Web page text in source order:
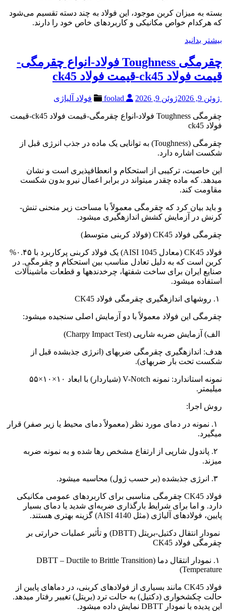
بسته به میزان کربن موجود، این فولاد به چند دسته تقسیم می‌شود
که هرکدام خواص مکانیکی و کاربردهای خاص خود را دارند.
بیشتر بدانید
چقرمگی Toughness فولاد-انواع چقرمگی-
قیمت فولاد ck45-قیمت فولاد ck45
ژوئن 9, 2026 ژوئن 9, 2026 فولاد آلیاژی
چقرمگی Toughness فولاد-انواع چقرمگی-قیمت فولاد ck45-قیمت
فولاد ck45
چقرمگی (Toughness) به توانایی یک ماده در جذب انرژی قبل از
شکست اشاره دارد.
این خاصیت، ترکیبی از استحکام و انعطافپذیری است و نشان
میدهد. که ماده چقدر میتواند در برابر اعمال نیرو بدون شکست
مقاومت کند.
و باید بیان کرد که چقرمگی معمولاً با مساحت زیر منحنی تنش-
کرنش در آزمایش کشش اندازهگیری میشود.
چقرمگی فولاد CK45 (فولاد کربنی متوسط)
فولاد CK45 (معادل AISI 1045) یک فولاد کربنی پرکاربرد با ۰.۴۵%
کربن است که به دلیل تعادل مناسب بین استحکام و چقرمگی. در
صنایع ایران برای ساخت شفتها، چرخدندهها و قطعات ماشینآلات
استفاده میشود.
چقرمگی این فولاد معمولاً با دو آزمایش اصلی سنجیده میشود:
الف) آزمایش ضربه شارپی (Charpy Impact Test)
هدف: اندازهگیری چقرمگی ضربهای (انرژی جذبشده قبل از
شکست تحت بار ضربهای).
نمونه استاندارد: نمونه V-Notch (شیاردار) با ابعاد ۱۰×۱۰×۵۵
میلیمتر.
روش اجرا:
۱. نمونه در دمای مورد نظر (معمولاً دمای محیط یا زیر صفر) قرار
میگیرد.
۲. پاندول شارپی از ارتفاع مشخص رها شده و به نمونه ضربه
میزند.
فولاد CK45 چقرمگی مناسبی برای کاربردهای عمومی مکانیکی
دارد. و اما برای شرایط بارگذاری ضربه‌ای شدید یا دمای بسیار
پایین، فولادهای آلیاژی (مثل AISI 4140) گزینه بهتری هستند.
نمودار انتقال دکتیل-بریتل (DBTT) و تأثیر عملیات حرارتی بر
چقرمگی فولاد CK45
۱. نمودار انتقال دما (DBTT – Ductile to Brittle Transition
Temperature)
فولاد CK45 مانند بسیاری از فولادهای کربنی، در دماهای پایین از
حالت چکشخواری (دکتیل) به حالت ترد (بریتل) تغییر رفتار میدهد.
این پدیده با نمودار DBTT نمایش داده میشود.